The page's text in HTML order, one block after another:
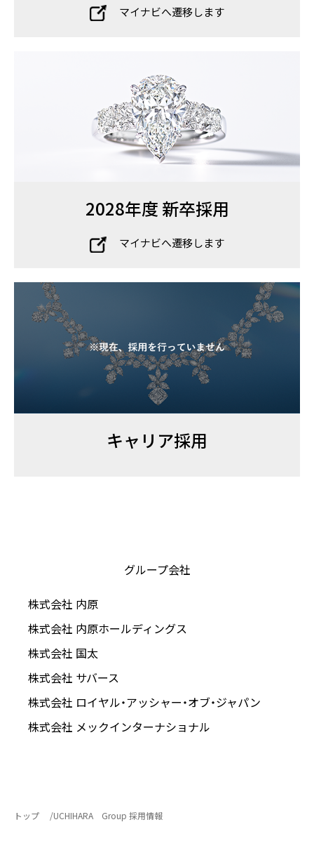
マイナビへ遷移します
2028年度 新卒採用
マイナビへ遷移します
キャリア採用
グループ会社
株式会社 内原
株式会社 内原ホールディングス
株式会社 国太
株式会社 サバース
株式会社 ロイヤル・アッシャー・オブ・ジャパン
株式会社 メックインターナショナル
トップ UCHIHARA Group 採用情報